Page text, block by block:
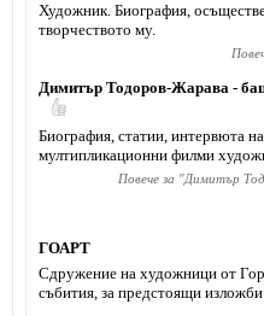
Художник. Биография,
творчеството му.
Димитър Тодоров-Жарава -
Биография, статии, интервюта
мултипликационни филми
Повече за "Димитър
ГОАРТ
Сдружение на художници от
събития, за предстоящи